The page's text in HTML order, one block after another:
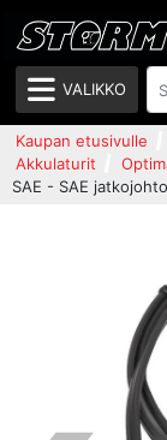
VALIKKO
Kaupan etusivulle
Akkulaturit
SAE - SAE